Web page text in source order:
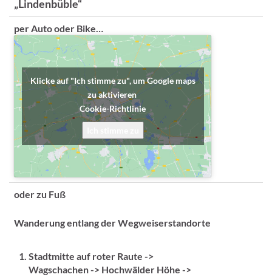
„Lindenbüble“
per Auto oder Bike…
Klicke auf "Ich stimme zu", um Google maps
zu aktivieren
Cookie-Richtlinie
oder zu Fuß
Wanderung entlang der Wegweiserstandorte
Stadtmitte auf roter Raute ->
Wagschachen -> Hochwälder Höhe ->